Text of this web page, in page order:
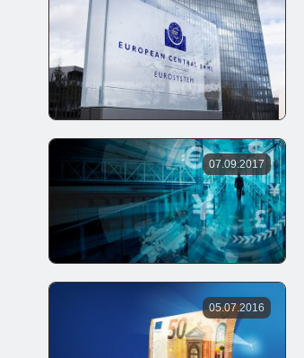
07.09.2017
05.07.2016